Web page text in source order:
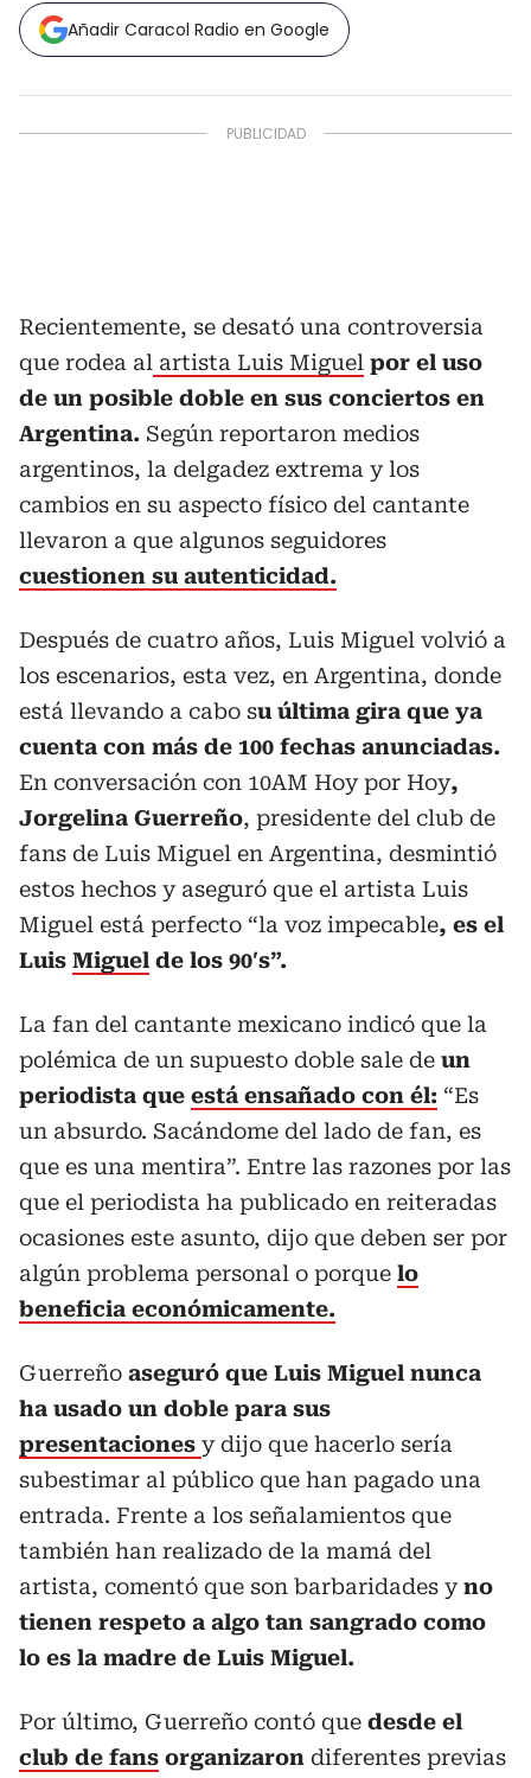
Añadir Caracol Radio en Google
Recientemente, se desató una controversia
que rodea al artista Luis Miguel por el uso
de un posible doble en sus conciertos en
Argentina. Según reportaron medios
argentinos, la delgadez extrema y los
cambios en su aspecto físico del cantante
llevaron a que algunos seguidores
cuestionen su autenticidad.
Después de cuatro años, Luis Miguel volvió a
los escenarios, esta vez, en Argentina, donde
está llevando a cabo su última gira que ya
cuenta con más de 100 fechas anunciadas.
En conversación con 10AM Hoy por Hoy,
Jorgelina Guerreño, presidente del club de
fans de Luis Miguel en Argentina, desmintió
estos hechos y aseguró que el artista Luis
Miguel está perfecto “la voz impecable, es el
Luis Miguel de los 90′s”.
La fan del cantante mexicano indicó que la
polémica de un supuesto doble sale de un
periodista que está ensañado con él: “Es
un absurdo. Sacándome del lado de fan, es
que es una mentira”. Entre las razones por las
que el periodista ha publicado en reiteradas
ocasiones este asunto, dijo que deben ser por
algún problema personal o porque lo
beneficia económicamente.
Guerreño aseguró que Luis Miguel nunca
ha usado un doble para sus
presentaciones y dijo que hacerlo sería
subestimar al público que han pagado una
entrada. Frente a los señalamientos que
también han realizado de la mamá del
artista, comentó que son barbaridades yno
tienen respeto a algo tan sangrado como
lo es la madre de Luis Miguel.
Por último, Guerreño contó que desde el
club de fans organizaron diferentes previas